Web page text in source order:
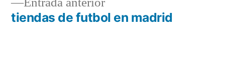
de
anterior:
tiendas de futbol en madrid